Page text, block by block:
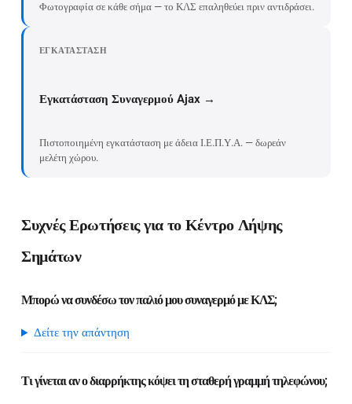
Φωτογραφία σε κάθε σήμα — το ΚΛΣ επαληθεύει πριν αντιδράσει.
ΕΓΚΑΤΆΣΤΑΣΗ
Εγκατάσταση Συναγερμού Ajax →
Πιστοποιημένη εγκατάσταση με άδεια Ι.Ε.Π.Υ.Α. — δωρεάν
μελέτη χώρου.
Συχνές Ερωτήσεις για το Κέντρο Λήψης
Σημάτων
Μπορώ να συνδέσω τον παλιό μου συναγερμό με ΚΛΣ;
Δείτε την απάντηση
Τι γίνεται αν ο διαρρήκτης κόψει τη σταθερή γραμμή τηλεφώνου;